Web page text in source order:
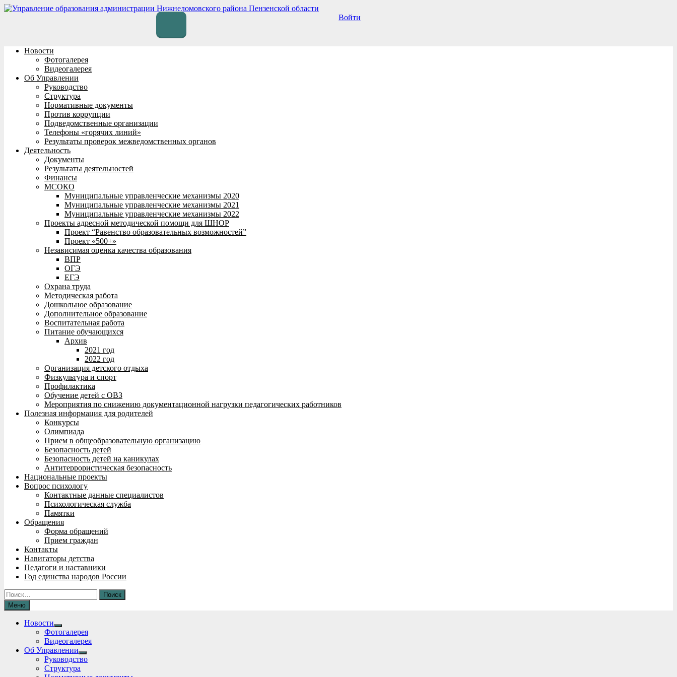
Перейти
Войти
Новости
Фотогалерея
Видеогалерея
Об Управлении
Руководство
Структура
Нормативные документы
Против коррупции
Подведомственные организации
Телефоны «горячих линий»
Результаты проверок межведомственных органов
Деятельность
Документы
Результаты деятельностей
Финансы
МСОКО
Муниципальные управленческие механизмы 2020
Муниципальные управленческие механизмы 2021
Муниципальные управленческие механизмы 2022
Проекты адресной методической помощи для ШНОР
Проект “Равенство образовательных возможностей”
Проект «500+»
Независимая оценка качества образования
ВПР
ОГЭ
ЕГЭ
Охрана труда
Методическая работа
Дошкольное образование
Дополнительное образование
Воспитательная работа
Питание обучающихся
Архив
2021 год
2022 год
Организация детского отдыха
Физкультура и спорт
Профилактика
Обучение детей с ОВЗ
Мероприятия по снижению документационной нагрузки педагогических работников
Полезная информация для родителей
Конкурсы
Олимпиада
Прием в общеобразовательную организацию
Безопасность детей
Безопасность детей на каникулах
Антитеррористическая безопасность
Национальные проекты
Вопрос психологу
Контактные данные специалистов
Психологическая служба
Памятки
Обращения
Форма обращений
Прием граждан
Контакты
Навигаторы детства
Педагоги и наставники
Год единства народов России
Найти:
Меню
Новости
Show
sub
menu
Фотогалерея
Видеогалерея
Об Управлении
Show
sub
Руководство
Структура